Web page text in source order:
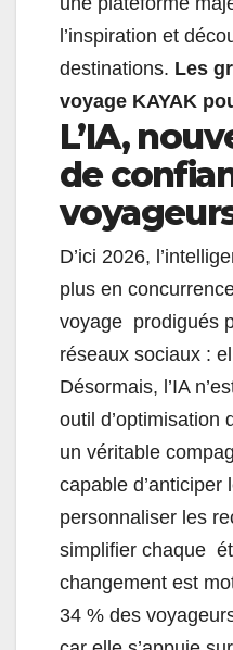
l’inspiration et
destinations. Les
voyage KAYAK
L’IA,
de
D’ici 2026,
plus en
voyage prodigués
réseaux sociaux :
Désormais, l’IA
outil d’optimisation
un véritable
capable d’anticiper
personnaliser les
simplifier chaque
changement est
34 % des